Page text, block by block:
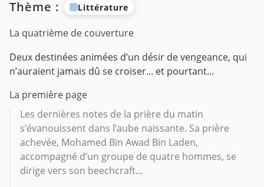
Thème : Littérature
La quatrième de couverture
Deux destinées animées d’un désir de vengeance, qui
n’auraient jamais dû se croiser... et pourtant...
La première page
Les dernières notes de la prière du matin
s’évanouissent dans l’aube naissante. Sa prière
achevée, Mohamed Bin Awad Bin Laden,
accompagné d’un groupe de quatre hommes, se
dirige vers son beechcraft...